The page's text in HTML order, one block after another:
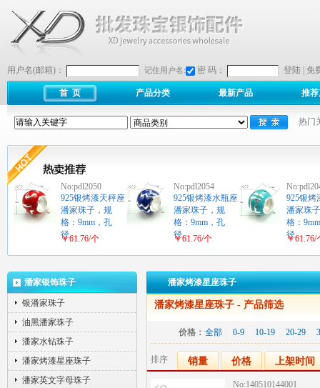
用户名(邮箱)： 记住用户名: 密 码： 登陆 免
首 页 产品分类 最新产品 推
热门
No:pdl2050
925银烤漆天秤座
潘家珠子，规
格：9mm，孔
径…
￥61.76/个
No:pdl2054
925银烤漆水瓶座
潘家珠子，规
格：9mm，孔
径…
￥61.76/个
925银烤
潘家珠
格：
径…
￥61.76/
潘家银饰珠子
银潘家珠子
油黑潘家珠子
潘家水钻珠子
潘家烤漆星座珠子
潘家英文字母珠子
潘家烤漆星座珠子
潘家烤漆星座珠子 - 产品筛选
价格： 全部 0-9 10-19 20-29
排序 销量 价格 上架时间
No:140510144001